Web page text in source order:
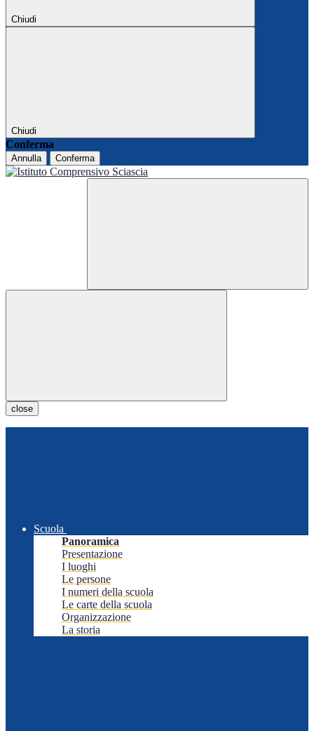
Chiudi
Chiudi
Conferma
Annulla Conferma
close
Scuola
Panoramica
Presentazione
I luoghi
Le persone
I numeri della scuola
Le carte della scuola
Organizzazione
La storia